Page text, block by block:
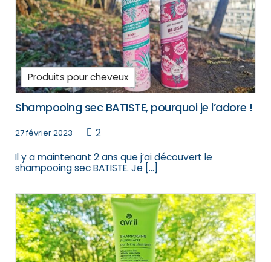
Produits pour cheveux
Shampooing sec BATISTE, pourquoi je l’adore !
27 février 2023
2
Il y a maintenant 2 ans que j’ai découvert le
shampooing sec BATISTE. Je […]